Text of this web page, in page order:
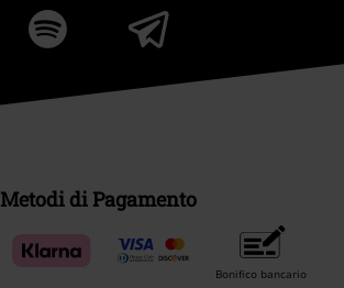
Metodi di Pagamento
Bonifico bancario